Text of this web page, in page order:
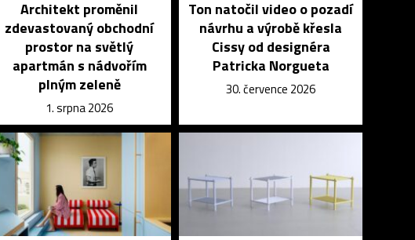
Architekt proměnil
zdevastovaný obchodní
prostor na světlý
apartmán s nádvořím
plným zeleně
1. srpna 2026
Ton natočil video o pozadí
návrhu a výrobě křesla
Cissy od designéra
Patricka Norgueta
30. července 2026